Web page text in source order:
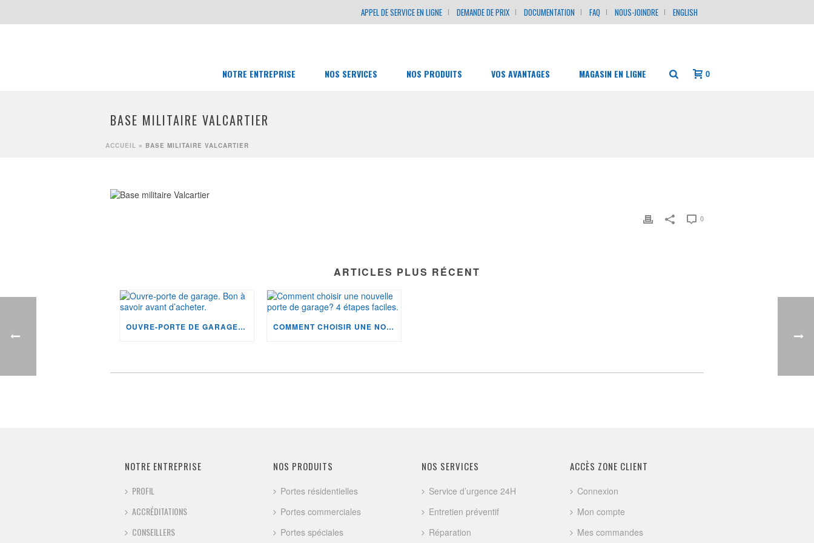
APPEL DE SERVICE EN LIGNE DEMANDE DE PRIX DOCUMENTATION FAQ NOUS-JOINDRE ENGLISH
NOTRE ENTREPRISE NOS SERVICES NOS PRODUITS VOS AVANTAGES MAGASIN EN LIGNE 0
BASE MILITAIRE VALCARTIER
ACCUEIL » BASE MILITAIRE VALCARTIER
0
ARTICLES PLUS RÉCENT
OUVRE-PORTE DE GARAGE. BON À SAVOIR AVANT D’ACHETER. COMMENT CHOISIR UNE NOUVELLE PORTE DE GARAGE? 4 ÉTAPES FACILES.
NOTRE ENTREPRISE
PROFIL
ACCRÉDITATIONS
CONSEILLERS
NOS PRODUITS
Portes résidentielles
Portes commerciales
Portes spéciales
NOS SERVICES
Service d’urgence 24H
Entretien préventif
Réparation
ACCÈS ZONE CLIENT
Connexion
Mon compte
Mes commandes